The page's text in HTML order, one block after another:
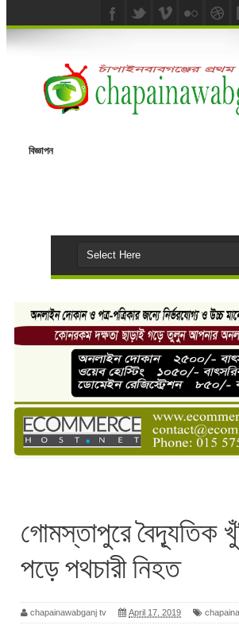
বিজ্ঞাপন
গোমস্তাপুরে বৈদ্যূতিক
পড়ে পথচারী নিহত
chapainawabganj tv April 17, 2019